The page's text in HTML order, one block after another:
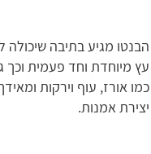
הבנטו מגיע בתיבה
עץ מיוחדת וחד פעמית וכך
כמו אורז, עוף וירקות
יצירת אמנות.